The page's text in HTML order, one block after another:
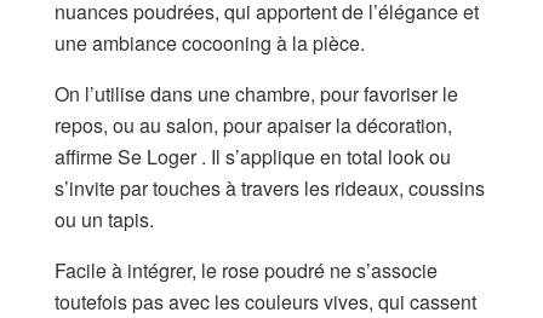
nuances poudrées, qui apportent de l’élégance et
une ambiance cocooning à la pièce.
On l’utilise dans une chambre, pour favoriser le
repos, ou au salon, pour apaiser la décoration,
affirme Se Loger . Il s’applique en total look ou
s’invite par touches à travers les rideaux, coussins
ou un tapis.
Facile à intégrer, le rose poudré ne s’associe
toutefois pas avec les couleurs vives, qui cassent